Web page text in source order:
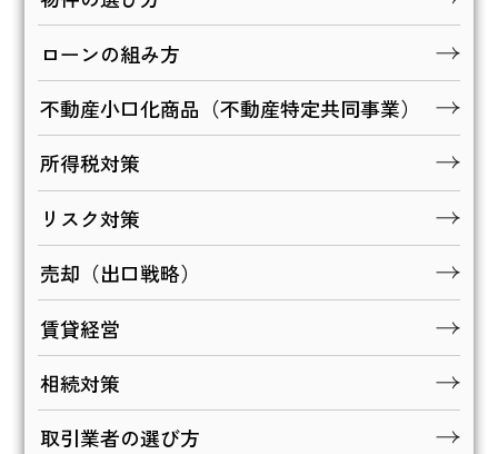
ローンの組み方
不動産小口化商品（不動産特定共同事業）
所得税対策
リスク対策
売却（出口戦略）
賃貸経営
相続対策
取引業者の選び方